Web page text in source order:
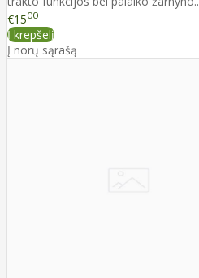
€1500
Į krepšelį
Į norų sąrašą